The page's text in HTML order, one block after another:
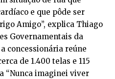
e que pôde ser
Amigo”, explica Thiago
Governamentais da
concessionária reúne
de 1.400 telas e 115
“Nunca imaginei viver